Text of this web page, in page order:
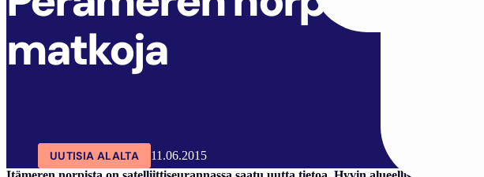
matkoja
UUTISIA ALALTA
11.06.2015